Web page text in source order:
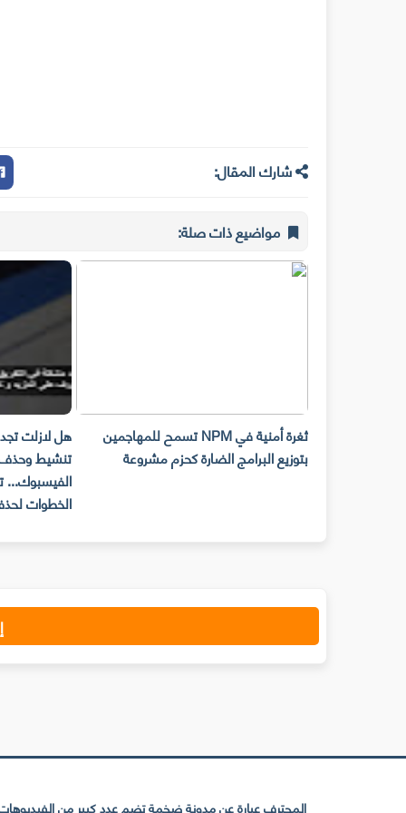
شارك المقال:
مواضيع ذات صلة:
ثغرة أمنية في NPM تسمح للمهاجمين
بتوزيع البرامج الضارة كحزم مشروعة
هل لازلت
تنشيط
الفيسبوك...
الخطوات
المحترف عبارة عن مدونة ضخمة تضم عدد كبير من